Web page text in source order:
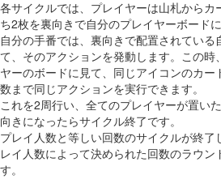
各サイクルでは、プレイヤーは山札からカ
ち2枚を裏向きで自分のプレイヤーボードに
自分の手番では、裏向きで配置されている
て、そのアクションを発動します。この時
ヤーのボードに見て、同じアイコンのカ
数まで同じアクションを実行できます。
これを2周行い、全てのプレイヤーが置い
向きになったらサイクル終了です。
プレイ人数と等しい回数のサイクルが終
レイ人数によって決められた回数のラウ
す。